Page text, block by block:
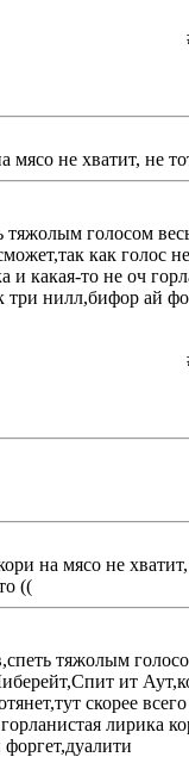
мясо не хватит, не
тяжолым голосом
как голос
и какая-то не оч
три нилл,бифор ай
на мясо не
((
тяжолым
ит
скорее
лирика